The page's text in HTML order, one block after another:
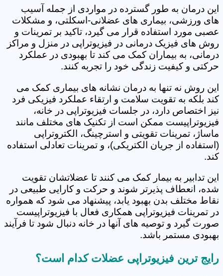
این درمان به طور گسترده در مواردی از جمله آسیب
های ورزشی، بیماری های عضلانی-اسکلتی، و مشکلات
عصبی مورد استفاده قرار می گیرد، تاکید بر تمرینات و
روش های فیزیک درمانی در فیزیوتراپی در منزل و مراکز
درمانی، به بیماران کمک می کند تا بهبودی در عملکرد
حرکتی و کیفیت زندگی خود را تجربه کنند.
این روش نه تنها به درمان نشانه های بیماری کمک می
کند بلکه به تقویت سلامت و ارتقاء عملکرد فیزیکی فرد
نیز اختصاص دارد، در جلسات فیزیوتراپی در خانه،
فیزیوتراپیست ممکن است از تکنیک های مختلف مانند
ماساژ، تمرینات تقویتی و استرچینگ، الکتروتراپی
(استفاده از جریان الکتریکی)، و تمرینات تعادلی استفاده
کند.
این تدابیر به بیمار کمک می کنند تا عضلاتشان تقویت
شده، انعطاف پذیرتر شوند و حرکت و کارایی طبیعی در
نقاط مختلف بدن بهبود یابد، پیشنهاد می شود که همواره
در تمرینات فیزیوتراپی همکاری فعال با فیزیوتراپیست
صورت گیرد و توصیه های آنها در خانه دنبال شود تا فرآیند
بهبودی مستمر باشد.
رایج ترین فیزیوتراپی عضلات کدام است؟